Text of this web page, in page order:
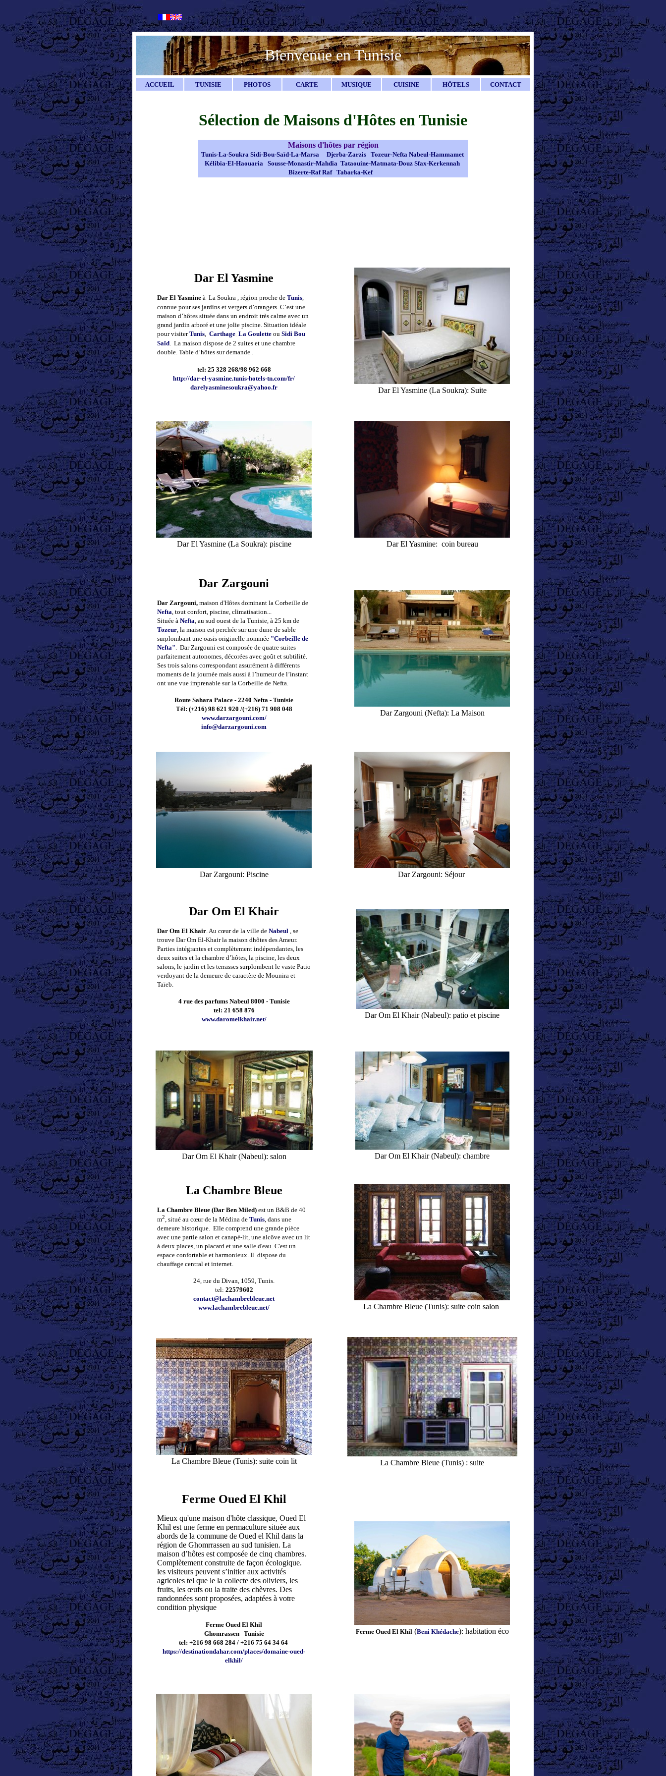
Bienvenue en Tunisie
ACCUEIL TUNISIE PHOTOS CARTE MUSIQUE CUISINE HÔTELS CONTACT
Sélection de Maisons d'Hôtes en Tunisie
Maisons d'hôtes par région
Tunis-La-Soukra Sidi-Bou-Saïd-La-Marsa Djerba-Zarzis Tozeur-Nefta Nabeul-Hammamet
Kélibia-El-Haouaria Sousse-Monastir-Mahdia Tataouine-Matmata-Douz Sfax-Kerkennah
Bizerte-Raf Raf Tabarka-Kef
Dar El Yasmine
Dar El Yasmine à La Soukra , région proche de Tunis,
connue pour ses jardins et vergers d’orangers. C’est une
maison d’hôtes située dans un endroit très calme avec un
grand jardin arboré et une jolie piscine. Situation idéale
pour visiterTunis, Carthage, La Goulette ou Sidi Bou
Saïd. La maison dispose de 2 suites et une chambre
double. Table d’hôtes sur demande .
tel: 25 328 268/98 962 668
http://dar-el-yasmine.tunis-hotels-tn.com/fr/
darelyasminesoukra@yahoo.fr
Dar El Yasmine (La Soukra): Suite
Dar El Yasmine (La Soukra): piscine Dar El Yasmine: coin bureau
Dar Zargouni
Dar Zargouni, maison d'Hôtes dominant la Corbeille de
Nefta, tout confort, piscine, climatisation...
Située à Nefta, au sud ouest de la Tunisie, à 25 km de
Tozeur, la maison est perchée sur une dune de sable
surplombant une oasis originelle nommée "Corbeille de
Nefta". Dar Zargouni est composée de quatre suites
parfaitement autonomes, décorées avec goût et subtilité.
Ses trois salons correspondant assurément à différents
moments de la journée mais aussi à l’humeur de l’instant
ont une vue imprenable sur la Corbeille de Nefta.
Route Sahara Palace - 2240 Nefta - Tunisie
Tél: (+216) 98 621 920 /(+216) 71 908 048
www.darzargouni.com/
info@darzargouni.com
Dar Zargouni (Nefta): La Maison
Dar Zargouni: Piscine Dar Zargouni: Séjour
Dar Om El Khair
Dar Om El Khair. Au cœur de la ville de Nabeul , se
trouve Dar Om El-Khair la maison dhôtes des Ameur.
Parties intégrantes et complètement indépendantes, les
deux suites et la chambre d’hôtes, la piscine, les deux
salons, le jardin et les terrasses surplombent le vaste Patio
verdoyant de la demeure de caractère de Mounira et
Taïeb.
4 rue des parfums Nabeul 8000 - Tunisie
tel: 21 658 876
www.daromelkhair.net/
Dar Om El Khair (Nabeul): patio et piscine
Dar Om El Khair (Nabeul): salon Dar Om El Khair(Nabeul): chambre
La Chambre Bleue
La Chambre Bleue (Dar Ben Miled) est un B&B de 40
m2, situé au cœur de la Médina de Tunis, dans une
demeure historique. Elle comprend une grande pièce
avec une partie salon et canapé-lit, une alcôve avec un lit
à deux places, un placard et une salle d'eau. C'est un
espace confortable et harmonieux. Il dispose du
chauffage central et internet.
24, rue du Divan, 1059, Tunis.
tel: 22579602
contact@lachambrebleue.net
www.lachambrebleue.net/
La Chambre Bleue (Tunis): suite coin salon
La Chambre Bleue (Tunis): suite coin lit La Chambre Bleue (Tunis) : suite
Ferme Oued El Khil
Mieux qu'une maison d'hôte classique, Oued El
Khil est une ferme en permaculture située aux
abords de la commune de Oued el Khil dans la
région de Ghomrrassen au sud tunisien. La
maison d’hôtes est composée de cinq chambres.
Complètement construite de façon écologique.
les visiteurs peuvent s’initier aux activités
agricoles tel que le la collecte des oliviers, les
fruits, les œufs ou la traite des chèvres. Des
randonnées sont proposées, adaptées à votre
condition physique
Ferme Oued El Khil
Ghomrassen Tunisie
tel: +216 98 668 284 / +216 75 64 34 64
https://destinationdahar.com/places/domaine-oued-
elkhil/
Ferme Oued El Khil (Beni Khédache): habitation éco